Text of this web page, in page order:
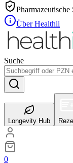
Über Healthii
Suche
Longevity Hub
0